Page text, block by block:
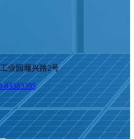
业园堰兴路2号
83383395